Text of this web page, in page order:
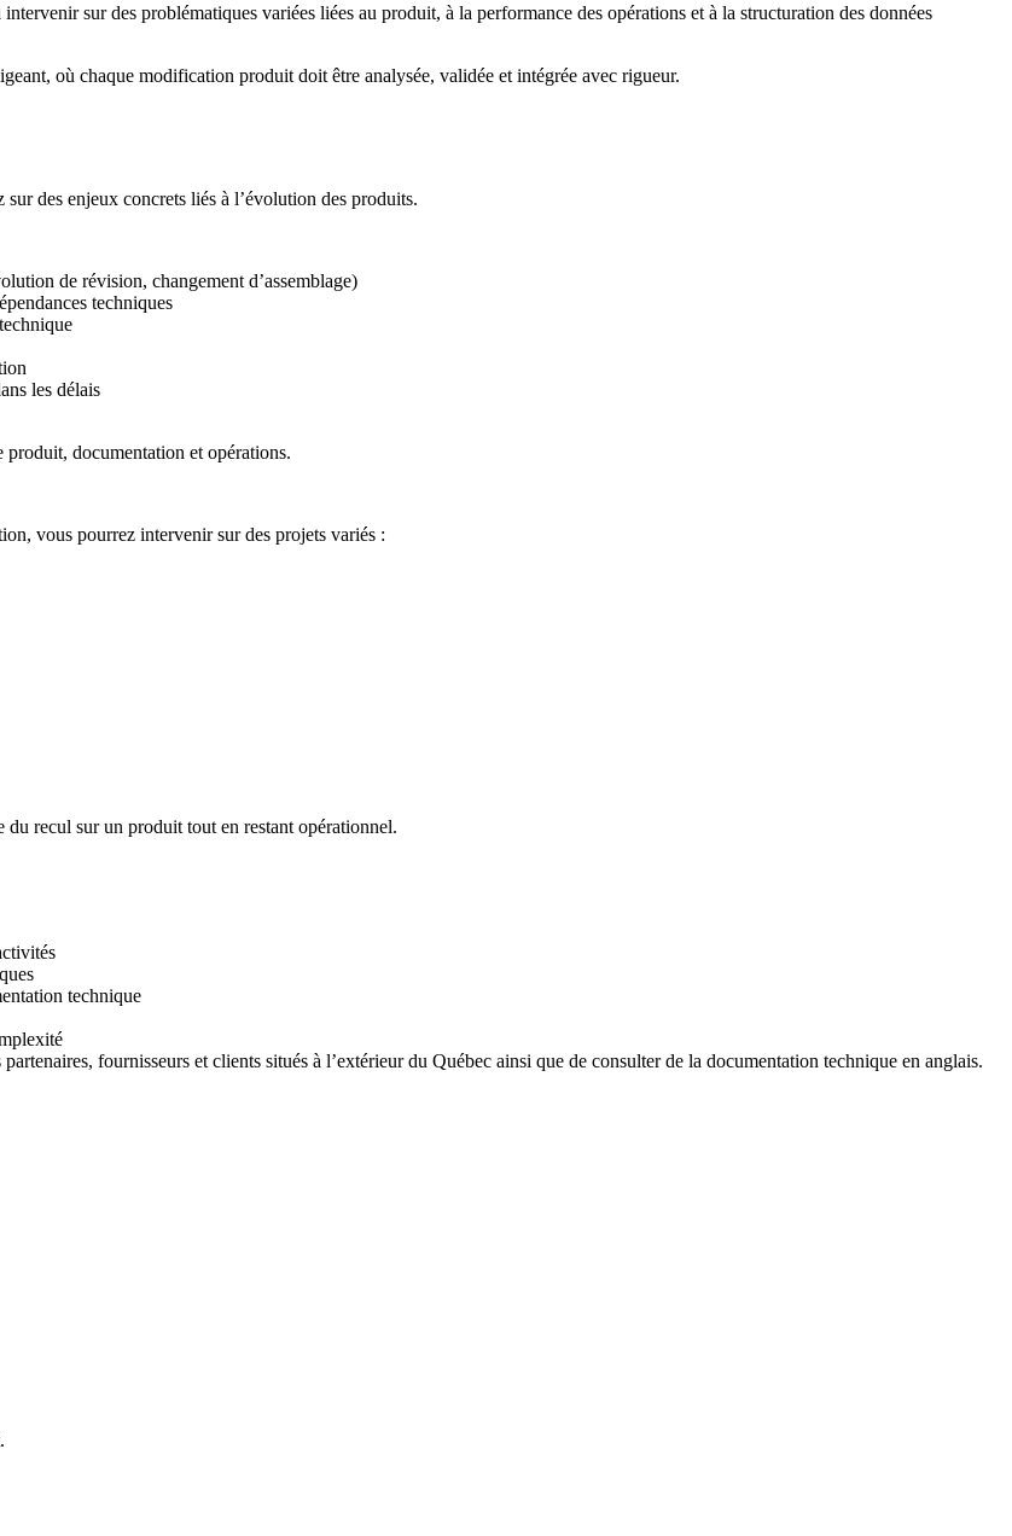
intervenir sur des problématiques variées liées au produit, à la performance des opérations et à la structuration des données
où chaque modification produit doit être analysée, validée et intégrée avec rigueur.
des enjeux concrets liés à l’évolution des produits.
de révision, changement d’assemblage)
techniques
les délais
produit, documentation et opérations.
vous pourrez intervenir sur des projets variés :
recul sur un produit tout en restant opérationnel.
technique
fournisseurs et clients situés à l’extérieur du Québec ainsi que de consulter de la documentation technique en anglais.